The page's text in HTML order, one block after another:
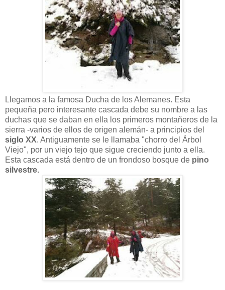
Llegamos a la famosa Ducha de los Alemanes. Esta
pequeña pero interesante cascada debe su nombre a las
duchas que se daban en ella los primeros montañeros de la
sierra -varios de ellos de origen alemán- a principios del
siglo XX. Antiguamente se le llamaba "chorro del Árbol
Viejo", por un viejo tejo que sigue creciendo junto a ella.
Esta cascada está dentro de un frondoso bosque de pino
silvestre.